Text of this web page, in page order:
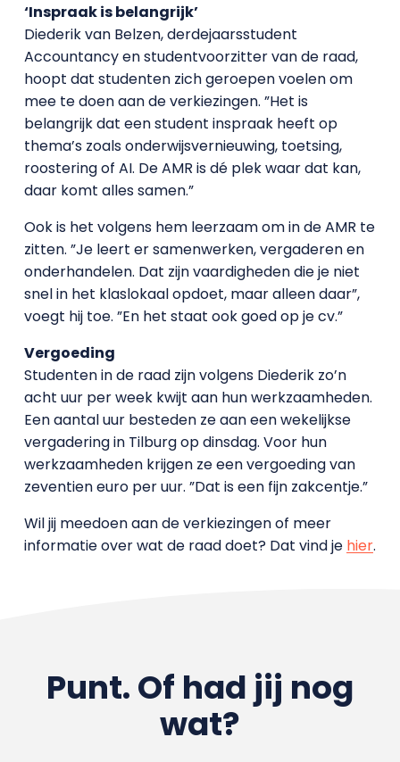
‘Inspraak is belangrijk’
Diederik van Belzen, derdejaarsstudent
Accountancy en studentvoorzitter van de raad,
hoopt dat studenten zich geroepen voelen om
mee te doen aan de verkiezingen. ”Het is
belangrijk dat een student inspraak heeft op
thema’s zoals onderwijsvernieuwing, toetsing,
roostering of AI. De AMR is dé plek waar dat kan,
daar komt alles samen.”
Ook is het volgens hem leerzaam om in de AMR te
zitten. ”Je leert er samenwerken, vergaderen en
onderhandelen. Dat zijn vaardigheden die je niet
snel in het klaslokaal opdoet, maar alleen daar”,
voegt hij toe. ”En het staat ook goed op je cv.”
Vergoeding
Studenten in de raad zijn volgens Diederik zo’n
acht uur per week kwijt aan hun werkzaamheden.
Een aantal uur besteden ze aan een wekelijkse
vergadering in Tilburg op dinsdag. Voor hun
werkzaamheden krijgen ze een vergoeding van
zeventien euro per uur. ”Dat is een fijn zakcentje.”
Wil jij meedoen aan de verkiezingen of meer
informatie over wat de raad doet? Dat vind je hier.
Punt. Of had jij nog
wat?